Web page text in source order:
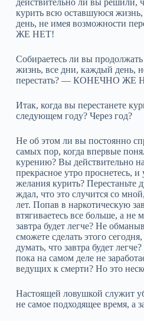
действительно ли вы решили,
курить всю оставшуюся
день, не имея возможности
ЖЕ НЕТ!
Собираетесь ли вы
жизнь, все дни, каждый день,
перестать? — КОНЕЧНО ЖЕ
Итак, когда вы перестанете
следующем году? Через год?
Не об этом ли вы постоянно
самых пор, когда впервые
курению? Вы действительно
прекрасное утро проснетесь, и
желания курить? Перестаньте
ждал, что это случится со
лет. Попав в наркотическую
втягиваетесь все больше, а не
завтра будет легче? Не
сможете сделать этого сегодня,
думать, что завтра будет
пока на самом деле не
ведущих к смерти? Но это
Настоящей ловушкой служит
не самое подходящее время, а